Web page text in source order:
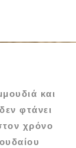
και
φτάνει
χρόνο